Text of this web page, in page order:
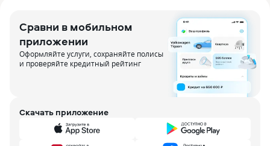
Сравни в мобильном
приложении
Оформляйте услуги, сохраняйте полисы
и проверяйте кредитный рейтинг
Скачать приложение